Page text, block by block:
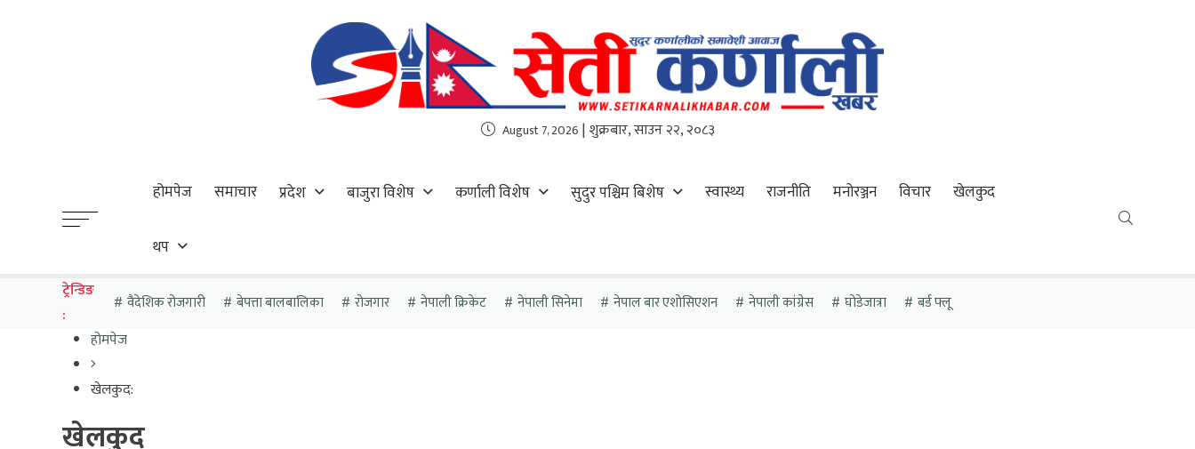
August 7, 2026 | शुक्रबार, साउन २२, २०८३
होमपेज समाचार प्रदेश बाजुरा विशेष कर्णाली विशेष सुदुर पश्चिम बिशेष स्वास्थ्य राजनीति मनोरञ्जन विचार खेलकुद
थप
ट्रेन्डिङ
:
वैदेशिक रोजगारी बेपत्ता बालबालिका रोजगार नेपाली क्रिकेट नेपाली सिनेमा नेपाल बार एशोसिएशन नेपाली कांग्रेस घोडेजात्रा बर्ड फ्लू
होमपेज
खेलकुद:
खेलकुद